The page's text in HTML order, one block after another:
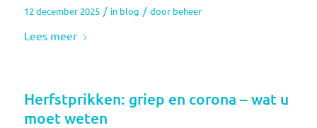
12 december 2025 / in blog / door beheer
Lees meer
Herfstprikken: griep en corona – wat u
moet weten